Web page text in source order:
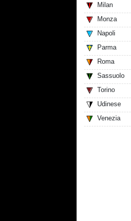
Milan
Monza
Napoli
Parma
Roma
Sassuolo
Torino
Udinese
Venezia